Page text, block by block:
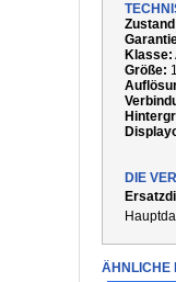
Klasse:
Größe:
DIE
ÄHNLICHE